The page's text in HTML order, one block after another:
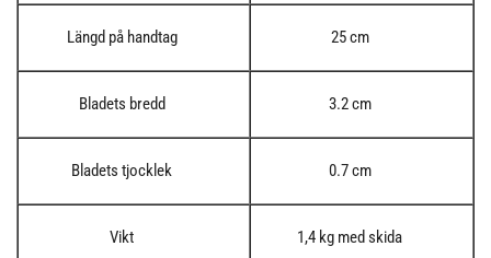
Längd på handtag 25 cm
Bladets bredd 3.2 cm
Bladets tjocklek 0.7 cm
Vikt 1,4 kg med skida